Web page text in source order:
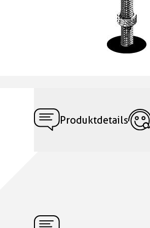
Produktdetails